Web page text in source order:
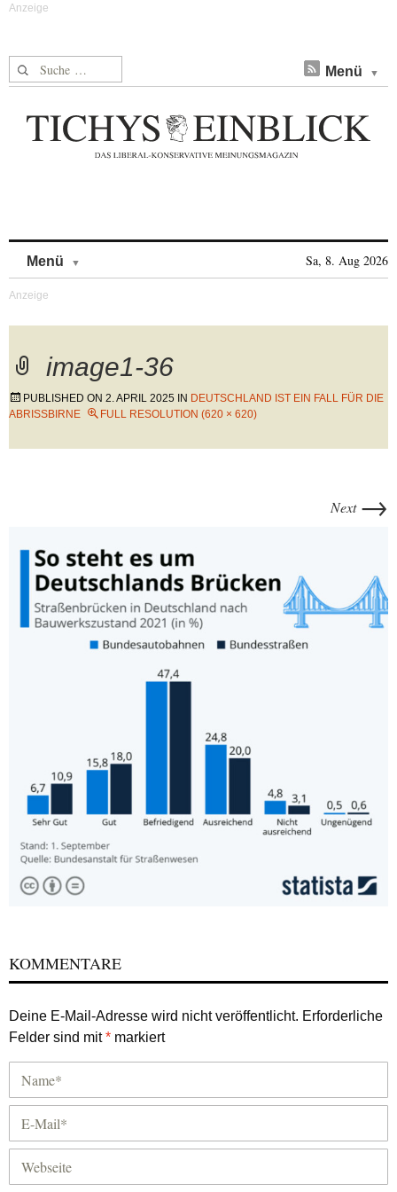
Suche nach: Menü
Menü Sa, 8. Aug 2026
image1-36
PUBLISHED ON 2. APRIL 2025 IN DEUTSCHLAND IST EIN FALL FÜR DIE
ABRISSBIRNE
FULL RESOLUTION (620 × 620)
Next →
KOMMENTARE
Deine E-Mail-Adresse wird nicht veröffentlicht. Erforderliche
Felder sind mit* markiert